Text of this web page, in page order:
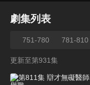
劇集列表
751-780 781-810
更新至第931集